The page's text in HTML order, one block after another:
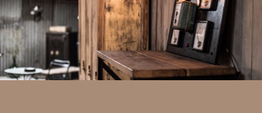
or in the module Content settings. You can also style
every aspect of this content in the module Design
settings and even apply custom CSS to this text in the
module Advanced settings.